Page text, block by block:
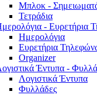
Μπλοκ -
Τετράδια
- Ευρετήρια
Ημερολόγια
Ευρετήρια
Organizer
Έντυπα -
Λογιστικά Έντυπα
Φυλλάδες